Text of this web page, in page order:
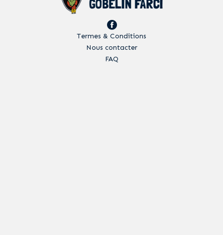
Termes & Conditions
Nous contacter
FAQ